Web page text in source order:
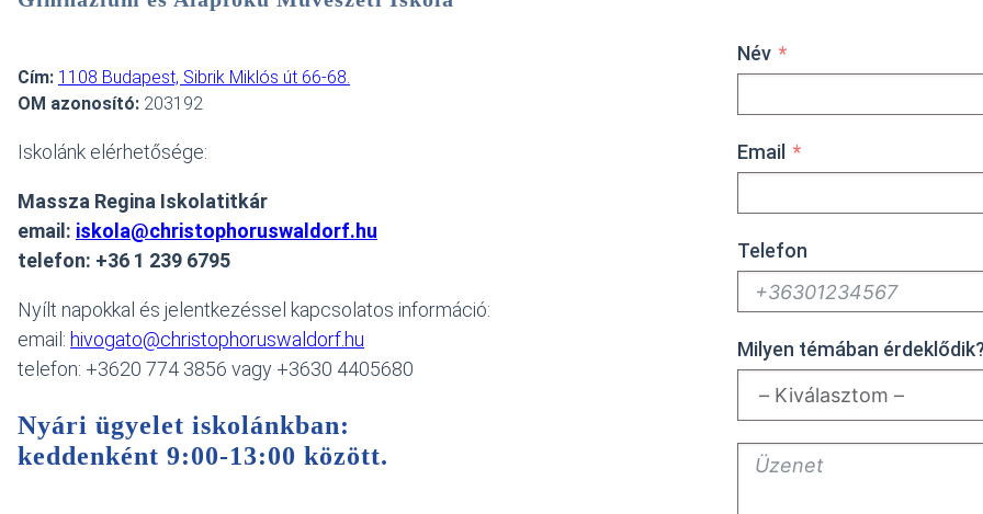
Cím: 1108 Budapest, Sibrik Miklós út 66-68.
OM azonosító: 203192
Iskolánk elérhetősége:
Massza Regina Iskolatitkár
email: iskola@christophoruswaldorf.hu
telefon: +36 1 239 6795
Nyílt napokkal és jelentkezéssel kapcsolatos információ:
email: hivogato@christophoruswaldorf.hu
telefon: +3620 774 3856 vagy +3630 4405680
Nyári ügyelet iskolánkban:
keddenként 9:00-13:00 között.
Név
Email
Telefon
Milyen témában